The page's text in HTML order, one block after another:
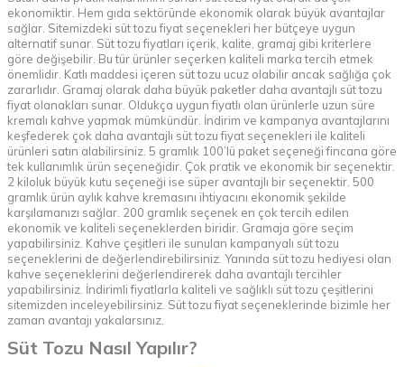
ekonomiktir. Hem gıda sektöründe ekonomik olarak büyük avantajlar
sağlar. Sitemizdeki süt tozu fiyat seçenekleri her bütçeye uygun
alternatif sunar. Süt tozu fiyatları içerik, kalite, gramaj gibi kriterlere
göre değişebilir. Bu tür ürünler seçerken kaliteli marka tercih etmek
önemlidir. Katlı maddesi içeren süt tozu ucuz olabilir ancak sağlığa çok
zararlıdır. Gramaj olarak daha büyük paketler daha avantajlı süt tozu
fiyat olanakları sunar. Oldukça uygun fiyatlı olan ürünlerle uzun süre
kremalı kahve yapmak mümkündür. İndirim ve kampanya avantajlarını
keşfederek çok daha avantajlı süt tozu fiyat seçenekleri ile kaliteli
ürünleri satın alabilirsiniz. 5 gramlık 100’lü paket seçeneği fincana göre
tek kullanımlık ürün seçeneğidir. Çok pratik ve ekonomik bir seçenektir.
2 kiloluk büyük kutu seçeneği ise süper avantajlı bir seçenektir. 500
gramlık ürün aylık kahve kremasını ihtiyacını ekonomik şekilde
karşılamanızı sağlar. 200 gramlık seçenek en çok tercih edilen
ekonomik ve kaliteli seçeneklerden biridir. Gramaja göre seçim
yapabilirsiniz. Kahve çeşitleri ile sunulan kampanyalı süt tozu
seçeneklerini de değerlendirebilirsiniz. Yanında süt tozu hediyesi olan
kahve seçeneklerini değerlendirerek daha avantajlı tercihler
yapabilirsiniz. İndirimli fiyatlarla kaliteli ve sağlıklı süt tozu çeşitlerini
sitemizden inceleyebilirsiniz. Süt tozu fiyat seçeneklerinde bizimle her
zaman avantajı yakalarsınız.
Süt Tozu Nasıl Yapılır?